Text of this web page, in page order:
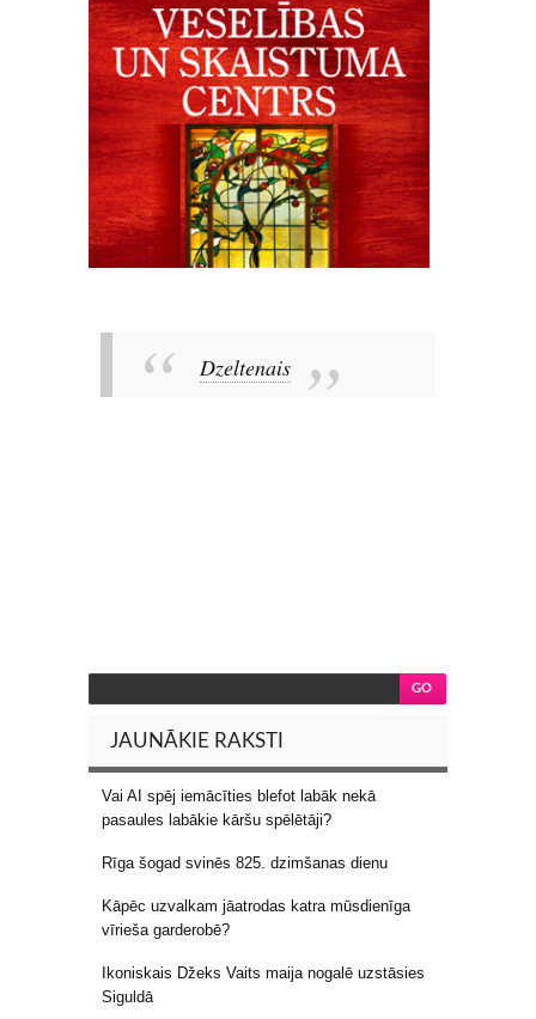
Dzeltenais
JAUNĀKIE RAKSTI
Vai AI spēj iemācīties blefot labāk nekā
pasaules labākie kāršu spēlētāji?
Rīga šogad svinēs 825. dzimšanas dienu
Kāpēc uzvalkam jāatrodas katra mūsdienīga
vīrieša garderobē?
Ikoniskais Džeks Vaits maija nogalē uzstāsies
Siguldā